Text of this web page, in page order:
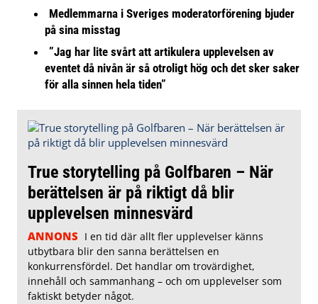
Medlemmarna i Sveriges moderatorförening bjuder
på sina misstag
”Jag har lite svårt att artikulera upplevelsen av
eventet då nivån är så otroligt hög och det sker saker
för alla sinnen hela tiden”
True storytelling på Golfbaren – När
berättelsen är på riktigt då blir
upplevelsen minnesvärd
ANNONS I en tid där allt fler upplevelser känns
utbytbara blir den sanna berättelsen en
konkurrensfördel. Det handlar om trovärdighet,
innehåll och sammanhang – och om upplevelser som
faktiskt betyder något.